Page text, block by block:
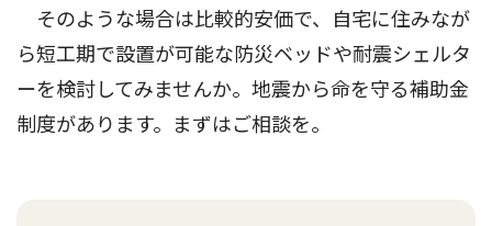
そのような場合は比較的安価で、自宅に住みなが
ら短工期で設置が可能な防災ベッドや耐震シェルタ
ーを検討してみませんか。地震から命を守る補助金
制度があります。まずはご相談を。